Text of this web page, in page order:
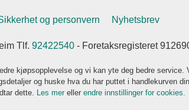
og personvern Nyhetsbrev
Tlf. 92422540- Foretaksregisteret
kjøpsopplevelse og vi kan yte deg bedre service.
og huske hva du har puttet i handlekurven
dette. Les mer eller endre innstillinger for cookies.